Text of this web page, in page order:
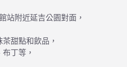
站附近延吉公園對面，
甜點和飲品，
丁等，